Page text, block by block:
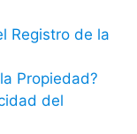
Registro de la
Propiedad?
del